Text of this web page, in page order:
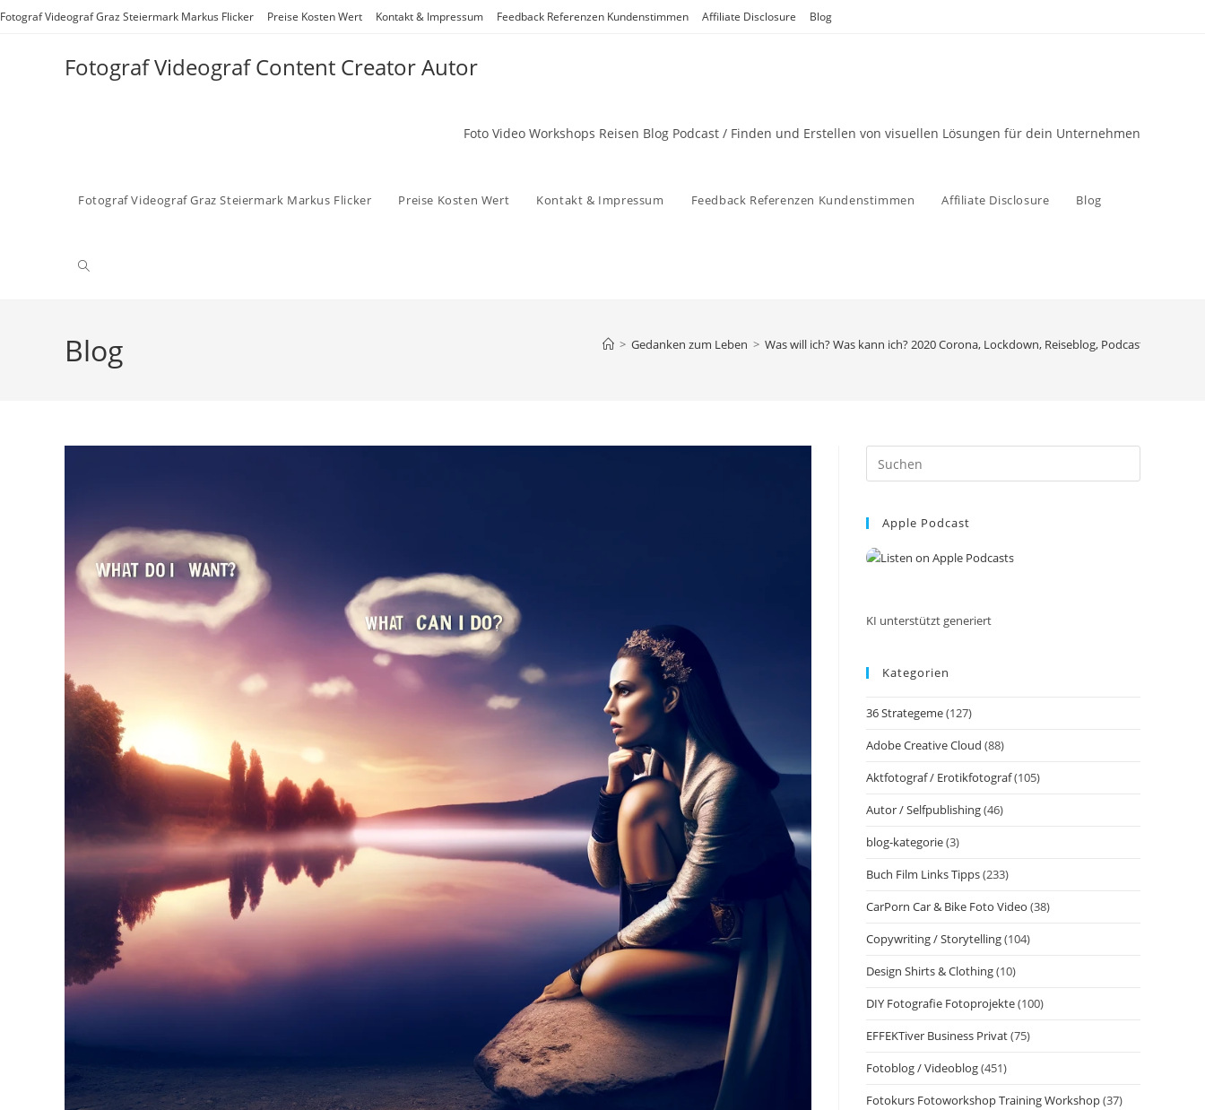
Zum
Fotograf Videograf Graz Steiermark Markus Flicker Preise Kosten Wert Kontakt & Impressum Feedback Referenzen Kundenstimmen Affiliate Disclosure Blog
Fotograf Videograf Content Creator Autor
Foto Video Workshops Reisen Blog Podcast / Finden und Erstellen von visuellen Lösungen für dein Unternehmen
Fotograf Videograf Graz Steiermark Markus Flicker Preise Kosten Wert Kontakt & Impressum Feedback Referenzen Kundenstimmen Affiliate Disclosure Blog
Website-
Blog > Gedanken zum Leben > Was will ich? Was kann ich? 2020 Corona, Lockdown, Reiseblog, Podcast,
Escape
Apple Podcast
KI unterstützt generiert
Kategorien
36 Strategeme(127)
Adobe Creative Cloud (88)
Aktfotograf / Erotikfotograf(105)
Autor / Selfpublishing(46)
blog-kategorie(3)
Buch Film Links Tipps(233)
CarPorn Car & Bike Foto Video (38)
Copywriting / Storytelling(104)
Design Shirts & Clothing(10)
DIY Fotografie Fotoprojekte(100)
EFFEKTiver Business Privat(75)
Fotoblog / Videoblog(451)
Fotokurs Fotoworkshop Training Workshop(37)